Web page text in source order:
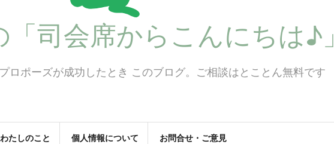
司会席からこんにちは♪」
ロポーズが成功したとき このブログ。ご相談はとことん無料です
わたしのこと 個人情報について お問合せ・ご意見